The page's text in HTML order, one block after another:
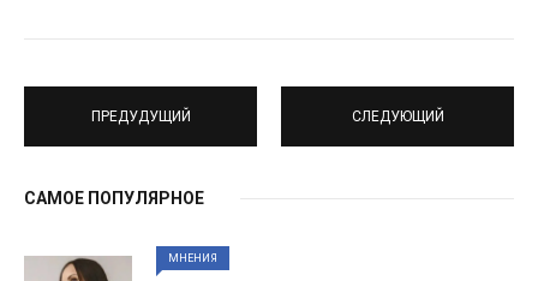
ПРЕДУДУЩИЙ СЛЕДУЮЩИЙ
САМОЕ ПОПУЛЯРНОЕ
МНЕНИЯ